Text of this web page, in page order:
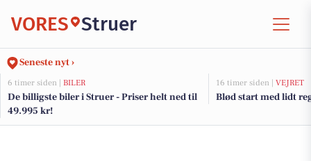
VORES Struer
Seneste nyt ›
6 timer siden | BILER
De billigste biler i Struer - Priser helt ned til
49.995 kr!
16 timer siden | VEJRET
Blød start med lidt